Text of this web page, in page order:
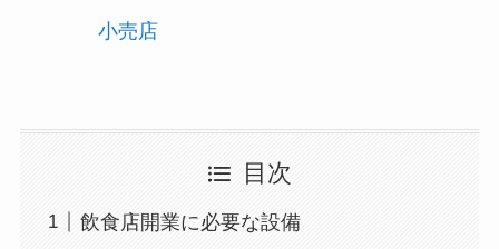
小売店
目次
飲食店開業に必要な設備